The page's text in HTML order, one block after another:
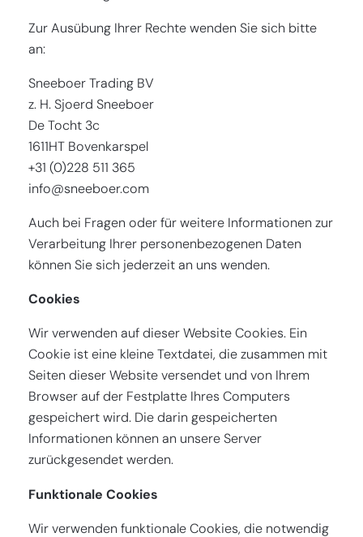
Zur Ausübung Ihrer Rechte wenden Sie sich bitte
an:
Sneeboer Trading BV
z. H. Sjoerd Sneeboer
De Tocht 3c
1611HT Bovenkarspel
+31 (0)228 511 365
info@sneeboer.com
Auch bei Fragen oder für weitere Informationen zur
Verarbeitung Ihrer personenbezogenen Daten
können Sie sich jederzeit an uns wenden.
Cookies
Wir verwenden auf dieser Website Cookies. Ein
Cookie ist eine kleine Textdatei, die zusammen mit
Seiten dieser Website versendet und von Ihrem
Browser auf der Festplatte Ihres Computers
gespeichert wird. Die darin gespeicherten
Informationen können an unsere Server
zurückgesendet werden.
Funktionale Cookies
Wir verwenden funktionale Cookies, die notwendig